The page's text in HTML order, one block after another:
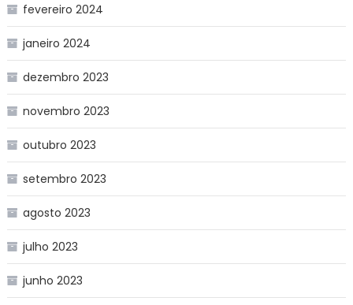
fevereiro 2024
janeiro 2024
dezembro 2023
novembro 2023
outubro 2023
setembro 2023
agosto 2023
julho 2023
junho 2023